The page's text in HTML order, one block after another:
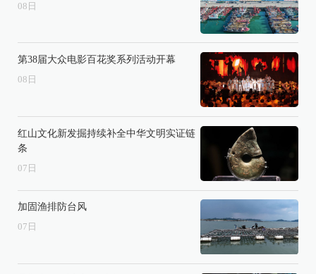
08 日
第38届大众电影百花奖系列活动开幕
08 日
红山文化新发掘持续补全中华文明实证链
条
07 日
加固渔排防台风
07 日